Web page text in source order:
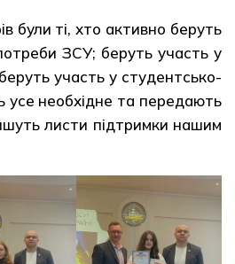
були ті, хто активно беруть
ЗСУ; беруть участь у
участь у студентсько-
усе необхідне та передають
листи підтримки нашим